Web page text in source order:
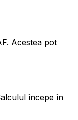
Acestea pot
începe în